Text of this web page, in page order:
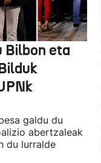
Bilbon eta
galdu du
abertzaleak
du lurralde